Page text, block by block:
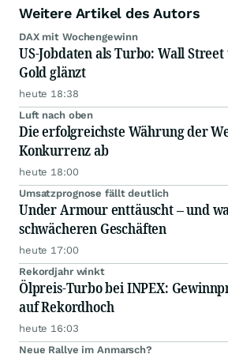
Weitere Artikel des Autors
DAX mit Wochengewinn
US-Jobdaten als Turbo: Wall
Gold glänzt
heute 18:38
Luft nach oben
Die erfolgreichste Währung der
Konkurrenz ab
heute 18:00
Umsatzprognose fällt deutlich
Under Armour enttäuscht – und
schwächeren Geschäften
heute 17:00
Rekordjahr winkt
Ölpreis-Turbo bei INPEX:
auf Rekordhoch
heute 16:03
Neue Rallye im Anmarsch?